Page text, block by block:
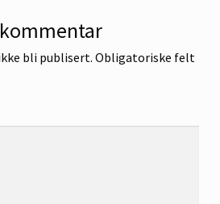
bli publisert. Obligatoriske felt